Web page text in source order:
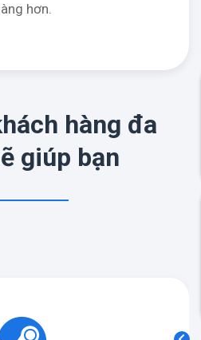
hơn.
hàng đa
giúp bạn